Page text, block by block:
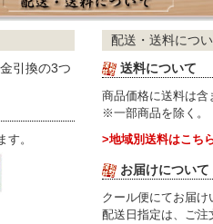
引換の3つ
。
配送・送料につ
送料について
商品価格に送料は含
※一部商品を除く。
>地域別送料はこち
お届けについて
クール便にてお届け
配送日指定は、ご注